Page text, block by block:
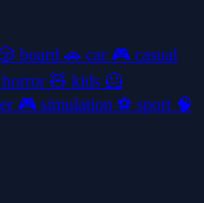
board 🚗 car 🎮 casual
horror🧸 kids 🦸
🎮 simulation ⚽ sport 🧠